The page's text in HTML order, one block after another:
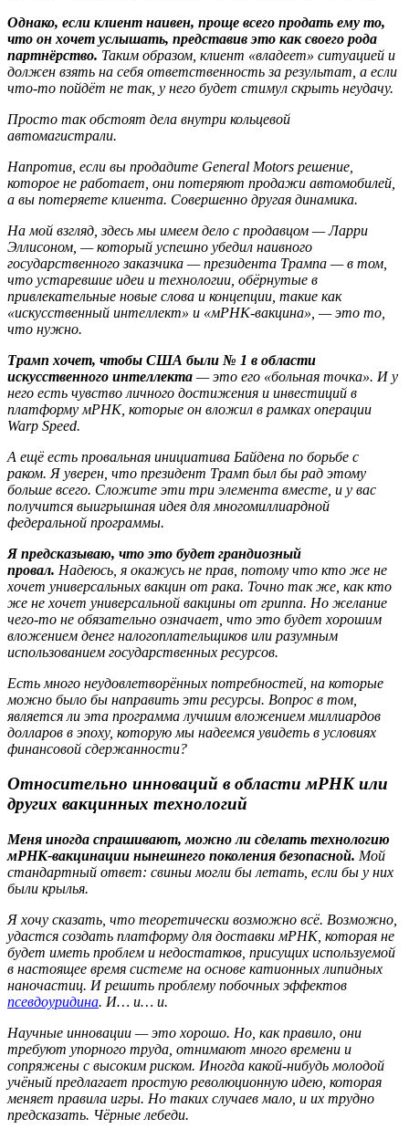
Однако, если клиент наивен, проще всего продать ему то,
что он хочет услышать, представив это как своего рода
партнёрство. Таким образом, клиент «владеет» ситуацией и
должен взять на себя ответственность за результат, а если
что-то пойдёт не так, у него будет стимул скрыть неудачу.
Просто так обстоят дела внутри кольцевой
автомагистрали.
Напротив, если вы продадите General Motors решение,
которое не работает, они потеряют продажи автомобилей,
а вы потеряете клиента. Совершенно другая динамика.
На мой взгляд, здесь мы имеем дело с продавцом — Ларри
Эллисоном, — который успешно убедил наивного
государственного заказчика — президента Трампа — в том,
что устаревшие идеи и технологии, обёрнутые в
привлекательные новые слова и концепции, такие как
«искусственный интеллект» и «мРНК-вакцина», — это то,
что нужно.
Трамп хочет, чтобы США были № 1 в области
искусственного интеллекта — это его «больная точка». И у
него есть чувство личного достижения и инвестиций в
платформу мРНК, которые он вложил в рамках операции
Warp Speed.
А ещё есть провальная инициатива Байдена по борьбе с
раком. Я уверен, что президент Трамп был бы рад этому
больше всего. Сложите эти три элемента вместе, и у вас
получится выигрышная идея для многомиллиардной
федеральной программы.
Я предсказываю, что это будет грандиозный
провал. Надеюсь, я окажусь не прав, потому что кто же не
хочет универсальных вакцин от рака. Точно так же, как кто
же не хочет универсальной вакцины от гриппа. Но желание
чего-то не обязательно означает, что это будет хорошим
вложением денег налогоплательщиков или разумным
использованием государственных ресурсов.
Есть много неудовлетворённых потребностей, на которые
можно было бы направить эти ресурсы. Вопрос в том,
является ли эта программа лучшим вложением миллиардов
долларов в эпоху, которую мы надеемся увидеть в условиях
финансовой сдержанности?
Относительно инноваций в области мРНК или
других вакцинных технологий
Меня иногда спрашивают, можно ли сделать технологию
мРНК-вакцинации нынешнего поколения безопасной. Мой
стандартный ответ: свиньи могли бы летать, если бы у них
были крылья.
Я хочу сказать, что теоретически возможно всё. Возможно,
удастся создать платформу для доставки мРНК, которая не
будет иметь проблем и недостатков, присущих используемой
в настоящее время системе на основе катионных липидных
наночастиц. И решить проблему побочных эффектов
псевдоуридина. И… и… и.
Научные инновации — это хорошо. Но, как правило, они
требуют упорного труда, отнимают много времени и
сопряжены с высоким риском. Иногда какой-нибудь молодой
учёный предлагает простую революционную идею, которая
меняет правила игры. Но таких случаев мало, и их трудно
предсказать. Чёрные лебеди.